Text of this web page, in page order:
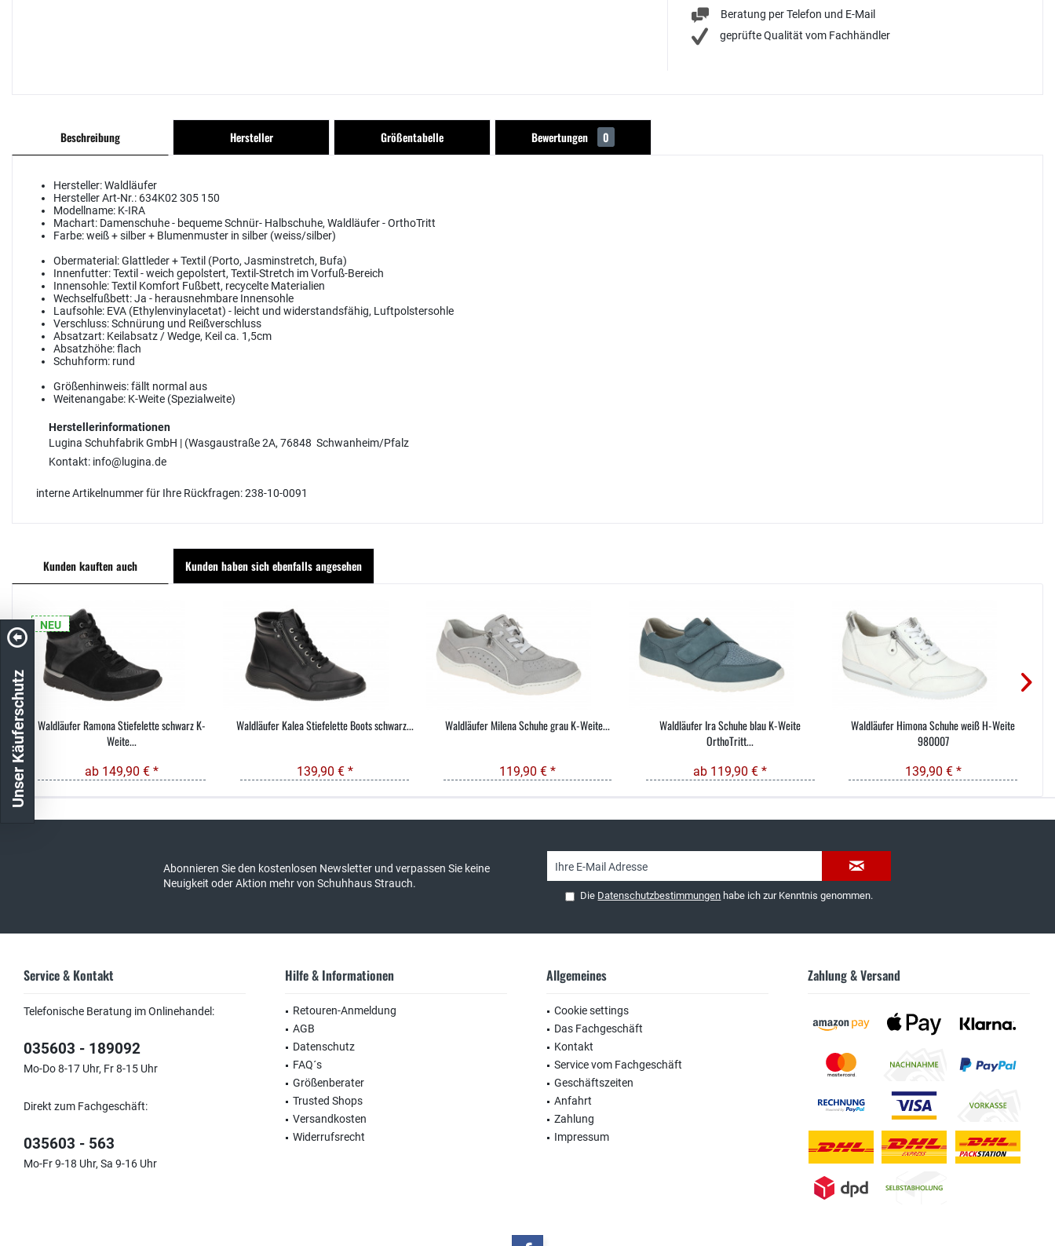
Beratung per Telefon und E-Mail
geprüfte Qualität vom Fachhändler
Beschreibung Hersteller Größentabelle Bewertungen 0
Hersteller:Waldläufer
Hersteller Art-Nr.: 634K02 305 150
Modellname: K-IRA
Machart: Damenschuhe - bequeme Schnür- Halbschuhe, Waldläufer - OrthoTritt
Farbe:weiß + silber + Blumenmuster in silber (weiss/silber)
Obermaterial:Glattleder + Textil (Porto, Jasminstretch, Bufa)
Innenfutter:Textil - weich gepolstert, Textil-Stretch im Vorfuß-Bereich
Innensohle:Textil Komfort Fußbett, recycelte Materialien
Wechselfußbett:Ja - herausnehmbare Innensohle
Laufsohle: EVA (Ethylenvinylacetat) - leicht und widerstandsfähig, Luftpolstersohle
Verschluss:Schnürung und Reißverschluss
Absatzart: Keilabsatz / Wedge, Keil ca. 1,5cm
Absatzhöhe:flach
Schuhform: rund
Größenhinweis:fällt normal aus
Weitenangabe: K-Weite (Spezialweite)
Herstellerinformationen
Lugina Schuhfabrik GmbH | (Wasgaustraße 2A, 76848 Schwanheim/Pfalz
Kontakt: info@lugina.de
interne Artikelnummer für Ihre Rückfragen: 238-10-0091
Kunden kauften auch Kunden haben sich ebenfalls angesehen
NEU
Waldläufer Ramona Stiefelette schwarz K-
Weite...
ab 149,90 € *
Waldläufer Kalea Stiefelette Boots schwarz...
139,90 € *
Waldläufer Milena Schuhe grau K-Weite...
119,90 € *
Waldläufer Ira Schuhe blau K-Weite
OrthoTritt...
ab 119,90 € *
Waldläufer Himona Schuhe weiß H-Weite
980007
139,90 € *
Abonnieren Sie den kostenlosen Newsletter und verpassen Sie keine
Neuigkeit oder Aktion mehr von Schuhhaus Strauch.
Die Datenschutzbestimmungen habe ich zur Kenntnis genommen.
Service & Kontakt
Telefonische Beratung im Onlinehandel:
035603 - 189092
Mo-Do 8-17 Uhr, Fr 8-15 Uhr
Direkt zum Fachgeschäft:
035603 - 563
Mo-Fr 9-18 Uhr, Sa 9-16 Uhr
Hilfe & Informationen
Retouren-Anmeldung
AGB
Datenschutz
FAQ´s
Größenberater
Trusted Shops
Versandkosten
Widerrufsrecht
Allgemeines
Cookie settings
Das Fachgeschäft
Kontakt
Service vom Fachgeschäft
Geschäftszeiten
Anfahrt
Zahlung
Impressum
Zahlung & Versand
Unser Käuferschutz